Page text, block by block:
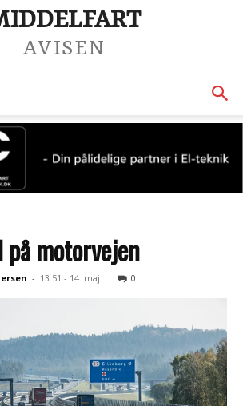
AVISEN
på motorvejen
- 13:51 - 14. maj 0